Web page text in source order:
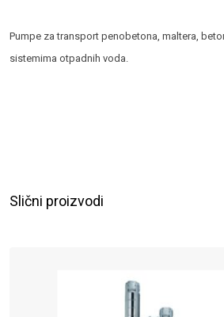
Pumpe za transport penobetona, maltera,
sistemima otpadnih voda.
Slični proizvodi